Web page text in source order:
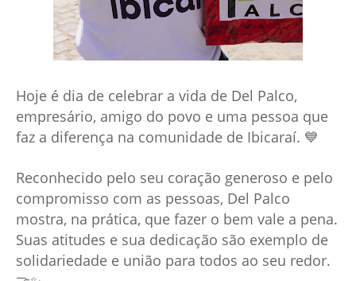
Hoje é dia de celebrar a vida de Del Palco,
empresário, amigo do povo e uma pessoa que
faz a diferença na comunidade de Ibicaraí. 💙
Reconhecido pelo seu coração generoso e pelo
compromisso com as pessoas, Del Palco
mostra, na prática, que fazer o bem vale a pena.
Suas atitudes e sua dedicação são exemplo de
solidariedade e união para todos ao seu redor.